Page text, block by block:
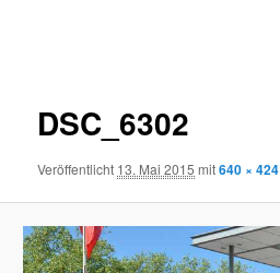
DSC_6302
Veröffentlicht 13. Mai 2015 mit640 × 424